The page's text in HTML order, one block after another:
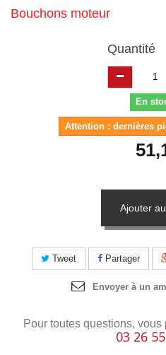
Bouchons moteur
Quantité
En
Attention : dernières
Ajouter
Tweet Partager
Envoyer à un
Pour toutes questions,
03 26